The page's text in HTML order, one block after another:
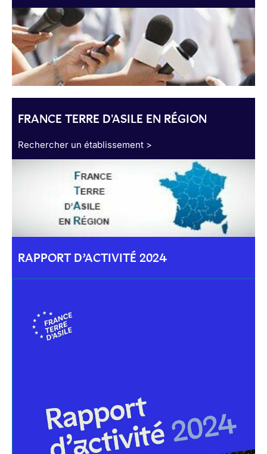
FRANCE TERRE D'ASILE EN RÉGION
Rechercher un établissement >
RAPPORT D’ACTIVITÉ 2024